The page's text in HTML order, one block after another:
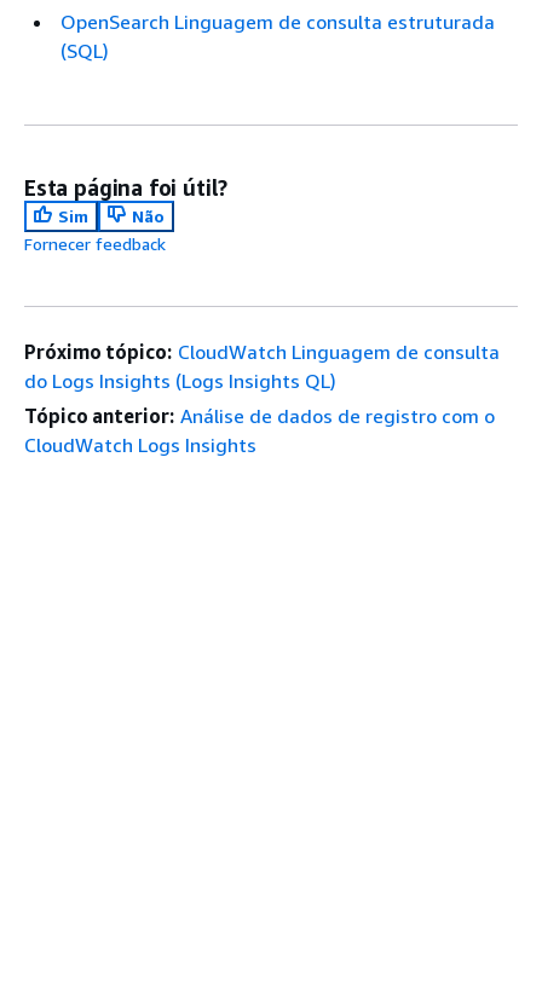
OpenSearch Linguagem de consulta estruturada
(SQL)
Esta página foi útil?
Sim
Não
Fornecer feedback
Próximo tópico: CloudWatch Linguagem de consulta
do Logs Insights (Logs Insights QL)
Tópico anterior: Análise de dados de registro com o
CloudWatch Logs Insights